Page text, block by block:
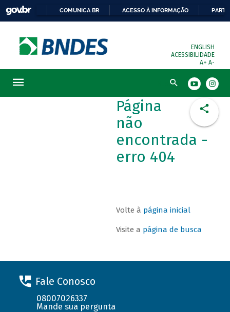
COMUNICA BR ACESSO À INFORMAÇÃO
ENGLISH
ACESSIBILIDADE
A+ A-
Busca
Página
não
encontrada -
erro 404
Volte à página inicial
Visite a página de busca
Fale Conosco
08007026337
Mande sua pergunta